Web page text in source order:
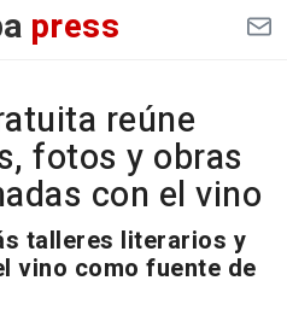
press
reúne
fotos y obras
con el vino
talleres literarios y
vino como fuente de